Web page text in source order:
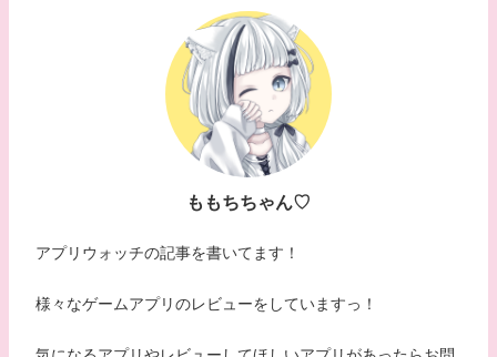
ももちちゃん♡
アプリウォッチの記事を書いてます！
様々なゲームアプリのレビューをしていますっ！